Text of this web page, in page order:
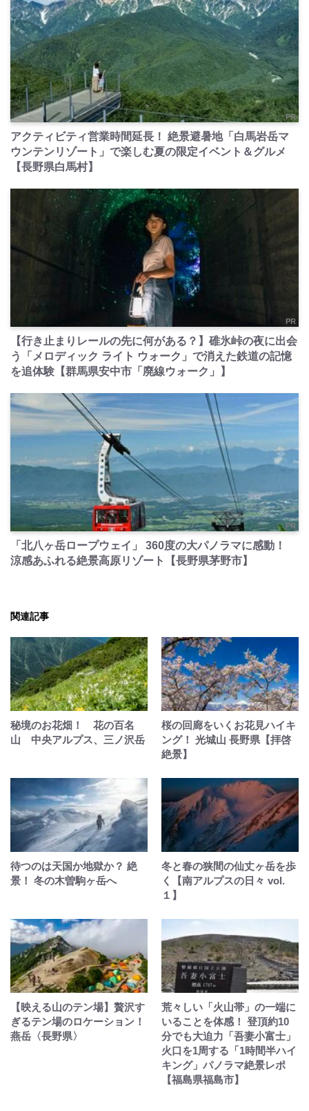
PR
アクティビティ営業時間延長！ 絶景避暑地「白馬岩岳マ
ウンテンリゾート」で楽しむ夏の限定イベント＆グルメ
【長野県白馬村】
PR
【行き止まりレールの先に何がある？】碓氷峠の夜に出会
う「メロディック ライト ウォーク」で消えた鉄道の記憶
を追体験【群馬県安中市「廃線ウォーク」】
PR
「北八ヶ岳ロープウェイ」 360度の大パノラマに感動！
涼感あふれる絶景高原リゾート【長野県茅野市】
関連記事
秘境のお花畑！ 花の百名
山 中央アルプス、三ノ沢岳
桜の回廊をいくお花見ハイキ
ング！ 光城山 長野県【拝啓
絶景】
待つのは天国か地獄か？ 絶
景！ 冬の木曽駒ヶ岳へ
冬と春の狭間の仙丈ヶ岳を歩
く【南アルプスの日々 vol.
１】
【映える山のテン場】贅沢す
ぎるテン場のロケーション！
燕岳〈長野県〉
荒々しい「火山帯」の一端に
いることを体感！ 登頂約10
分でも大迫力「吾妻小富士」
火口を1周する「1時間半ハイ
キング」パノラマ絶景レポ
【福島県福島市】